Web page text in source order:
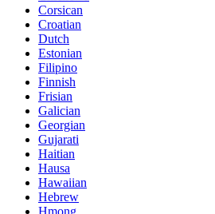
Corsican
Croatian
Dutch
Estonian
Filipino
Finnish
Frisian
Galician
Georgian
Gujarati
Haitian
Hausa
Hawaiian
Hebrew
Hmong